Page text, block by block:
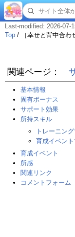
Last-modified: 2026-07-
Top / ［幸せと背中合
関連ページ：
基本情報
固有ボーナス
サポート効果
所持スキル
トレーニン
育成イベン
育成イベント
所感
関連リンク
コメントフォーム